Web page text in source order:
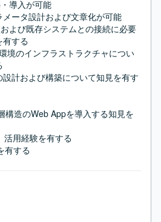
導入が可能
メータ設計および文章化が可能
よび既存システムとの接続に必要
有する
境のインフラストラクチャについ
設計および構築について知見を有す
構造のWeb Appを導入する知見を
活用経験を有する
有する